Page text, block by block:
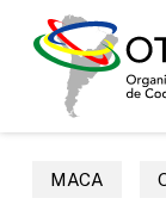
MACA